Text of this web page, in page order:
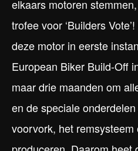
elkaars motoren
trofee voor ‘Builders
deze motor in eerste
European Biker Build-Off
maar drie maanden om
en de speciale
voorvork, het